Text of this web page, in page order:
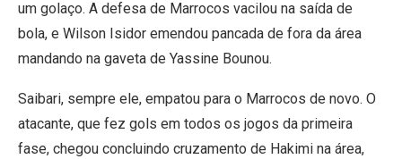
um golaço. A defesa de Marrocos vacilou na saída de
bola, e Wilson Isidor emendou pancada de fora da área
mandando na gaveta de Yassine Bounou.
Saibari, sempre ele, empatou para o Marrocos de novo. O
atacante, que fez gols em todos os jogos da primeira
fase, chegou concluindo cruzamento de Hakimi na área,